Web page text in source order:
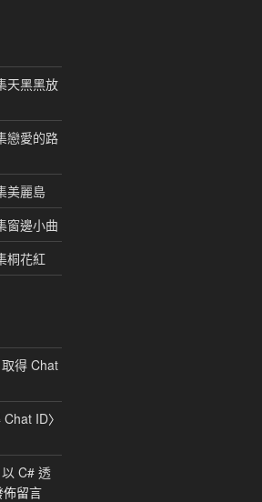
天黑黑放
戀愛的路
美麗島
窗邊小曲
桐花紅
得 Chat
Chat ID〉
C# 透
佈留言